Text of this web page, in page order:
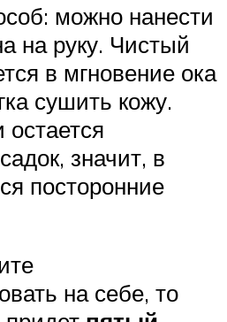
можно нанести
на руку. Чистый
в мгновение ока
сушить кожу.
значит, в
посторонние
на себе, то